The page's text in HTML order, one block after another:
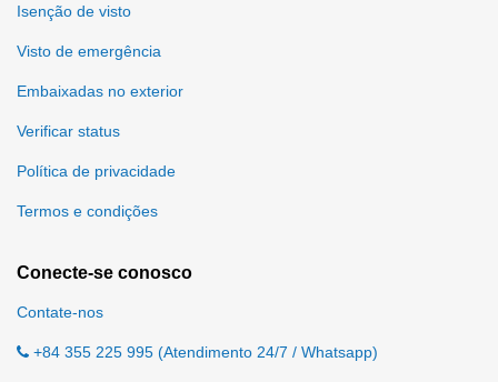
Isenção de visto
Visto de emergência
Embaixadas no exterior
Verificar status
Política de privacidade
Termos e condições
Conecte-se conosco
Contate-nos
+84 355 225 995 (Atendimento 24/7 / Whatsapp)